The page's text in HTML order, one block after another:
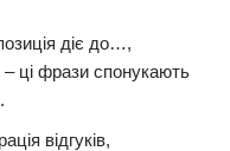
діє до…,
ці фрази спонукають
відгуків,